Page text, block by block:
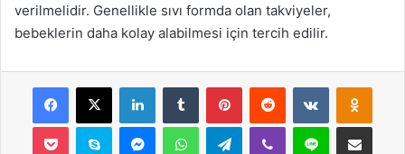
verilmelidir. Genellikle sıvı formda olan takviyeler,
bebeklerin daha kolay alabilmesi için tercih edilir.
Facebook
X LinkedInTumblr PinterestReddit VKontakte
Pocket Skype MessengerWhatsAppTelegramViber Line E-Posta ile